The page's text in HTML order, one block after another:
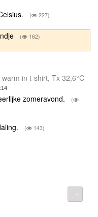
( 227)
( 162)
in t-shirt, Tx 32,6°C
zomeravond.
(
( 143)